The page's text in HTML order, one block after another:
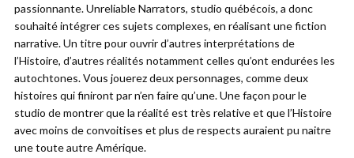
passionnante. Unreliable Narrators, studio québécois, a donc
souhaité intégrer ces sujets complexes, en réalisant une fiction
narrative. Un titre pour ouvrir d’autres interprétations de
l’Histoire, d’autres réalités notamment celles qu’ont endurées les
autochtones. Vous jouerez deux personnages, comme deux
histoires qui finiront par n’en faire qu’une. Une façon pour le
studio de montrer que la réalité est très relative et que l’Histoire
avec moins de convoitises et plus de respects auraient pu naitre
une toute autre Amérique.